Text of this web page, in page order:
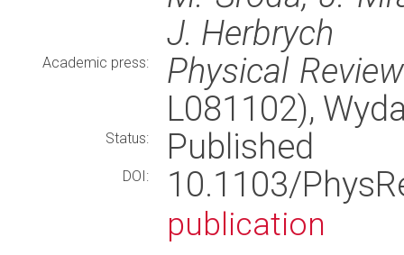
J. Herbrych
Academic press:
Physical
L081102),
Status: Published
DOI: 10.1103/
publication